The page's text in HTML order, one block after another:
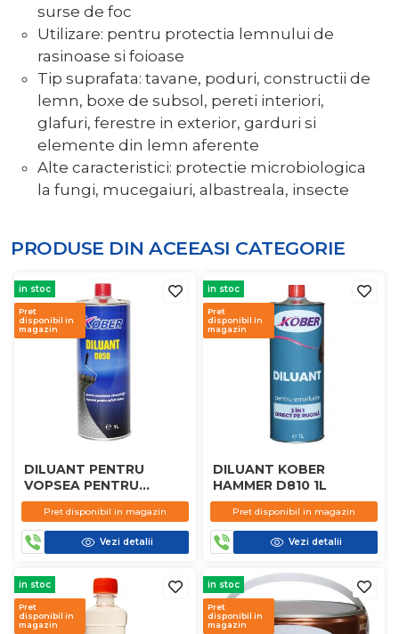
surse de foc
Utilizare: pentru protectia lemnului de
rasinoase si foioase
Tip suprafata: tavane, poduri, constructii de
lemn, boxe de subsol, pereti interiori,
glafuri, ferestre in exterior, garduri si
elemente din lemn aferente
Alte caracteristici: protectie microbiologica
la fungi, mucegaiuri, albastreala, insecte
PRODUSE DIN ACEEASI CATEGORIE
in stoc
Pret
disponibil in
magazin
DILUANT PENTRU
VOPSEA PENTRU
PARDOSELI / NEOMARK
KOBER D850
Pret disponibil in magazin
Vezi detalii
in stoc
Pret
disponibil in
magazin
DILUANT KOBER
HAMMER D810 1L
Pret disponibil in magazin
Vezi detalii
in stoc
Pret
disponibil in
magazin
in stoc
Pret
disponibil in
magazin